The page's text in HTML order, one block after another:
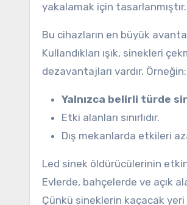
yakalamak için tasarlanmıştır.
Bu cihazların en büyük
Kullandıkları ışık, sinekleri
dezavantajları vardır. Örneğin:
Yalnızca belirli türde
Etki alanları sınırlıdır.
Dış mekanlarda etkileri
Led sinek öldürücülerinin
Evlerde, bahçelerde ve açık
Çünkü sineklerin kaçacak yeri